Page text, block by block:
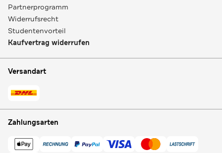
Partnerprogramm
Widerrufsrecht
Studentenvorteil
Kaufvertrag widerrufen
Versandart
Zahlungsarten